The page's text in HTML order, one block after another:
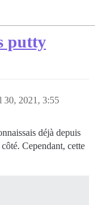
putty
30, 2021, 3:55
déjà depuis
Cependant, cette